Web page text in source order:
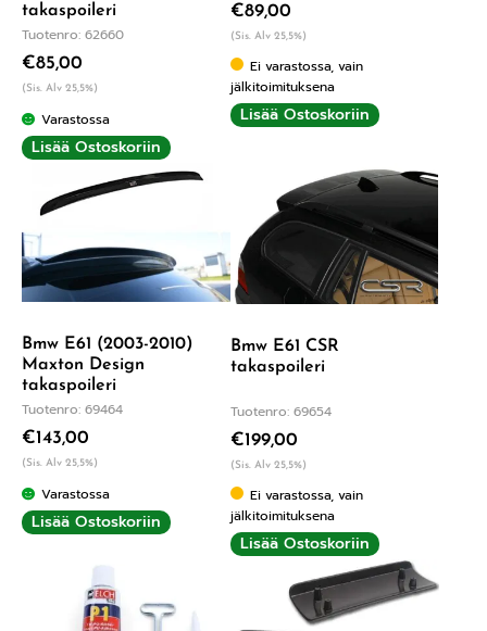
takaspoileri
Tuotenro: 62660
€85,00
(Sis. Alv 25,5%)
Varastossa
Lisää Ostoskoriin
€89,00
(Sis. Alv 25,5%)
Ei varastossa, vain
jälkitoimituksena
Lisää Ostoskoriin
Bmw E61 (2003-2010)
Maxton Design
takaspoileri
Tuotenro: 69464
€143,00
(Sis. Alv 25,5%)
Varastossa
Lisää Ostoskoriin
Bmw E61 CSR
takaspoileri
Tuotenro: 69654
€199,00
(Sis. Alv 25,5%)
Ei varastossa, vain
jälkitoimituksena
Lisää Ostoskoriin